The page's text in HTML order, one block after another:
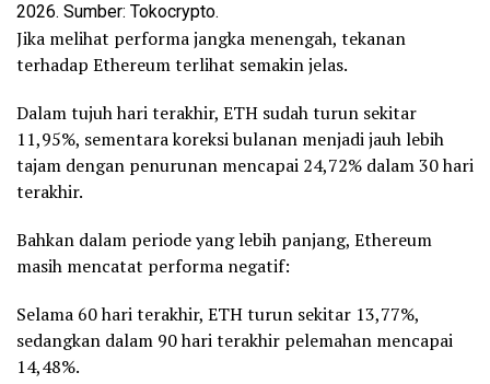
2026. Sumber: Tokocrypto.
Jika melihat performa jangka menengah, tekanan
terhadap Ethereum terlihat semakin jelas.
Dalam tujuh hari terakhir, ETH sudah turun sekitar
11,95%, sementara koreksi bulanan menjadi jauh lebih
tajam dengan penurunan mencapai 24,72% dalam 30 hari
terakhir.
Bahkan dalam periode yang lebih panjang, Ethereum
masih mencatat performa negatif:
Selama 60 hari terakhir, ETH turun sekitar 13,77%,
sedangkan dalam 90 hari terakhir pelemahan mencapai
14,48%.